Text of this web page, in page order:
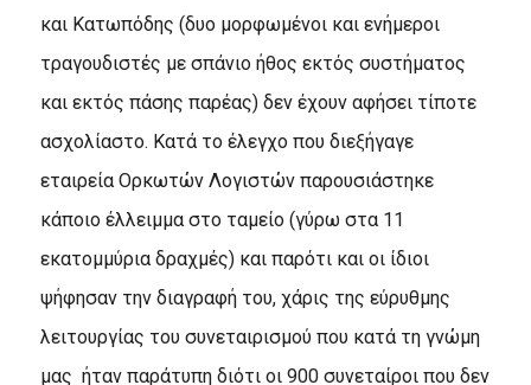
και Κατωπόδης (δυο μορφωμένοι και ενήμεροι
τραγουδιστές με σπάνιο ήθος εκτός συστήματος
και εκτός πάσης παρέας) δεν έχουν αφήσει τίποτε
ασχολίαστο. Κατά το έλεγχο που διεξήγαγε
εταιρεία Ορκωτών Λογιστών παρουσιάστηκε
κάποιο έλλειμμα στο ταμείο (γύρω στα 11
εκατομμύρια δραχμές) και παρότι και οι ίδιοι
ψήφησαν την διαγραφή του, χάρις της εύρυθμης
λειτουργίας του συνεταιρισμού που κατά τη γνώμη
μας ήταν παράτυπη διότι οι 900 συνεταίροι που δεν